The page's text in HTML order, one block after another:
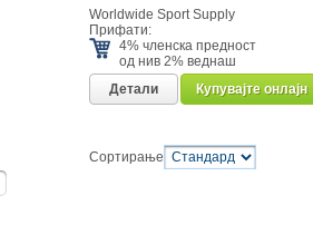
Worldwide Sport Supply
Прифати:
4% членска предност
од нив 2% веднаш
Детали
Купувајте онлајн
Сортирање